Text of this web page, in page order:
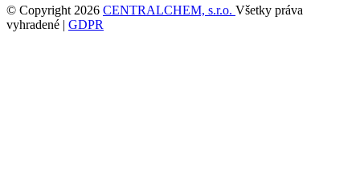
© Copyright 2026 CENTRALCHEM, s.r.o. Všetky práva
vyhradené | GDPR